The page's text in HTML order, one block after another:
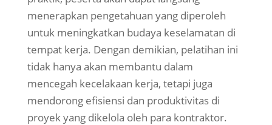
menerapkan pengetahuan yang diperoleh
untuk meningkatkan budaya keselamatan di
tempat kerja. Dengan demikian, pelatihan ini
tidak hanya akan membantu dalam
mencegah kecelakaan kerja, tetapi juga
mendorong efisiensi dan produktivitas di
proyek yang dikelola oleh para kontraktor.